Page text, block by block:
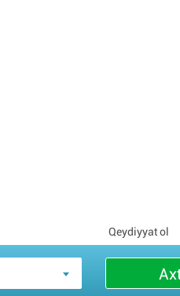
Qeydiyyat ol